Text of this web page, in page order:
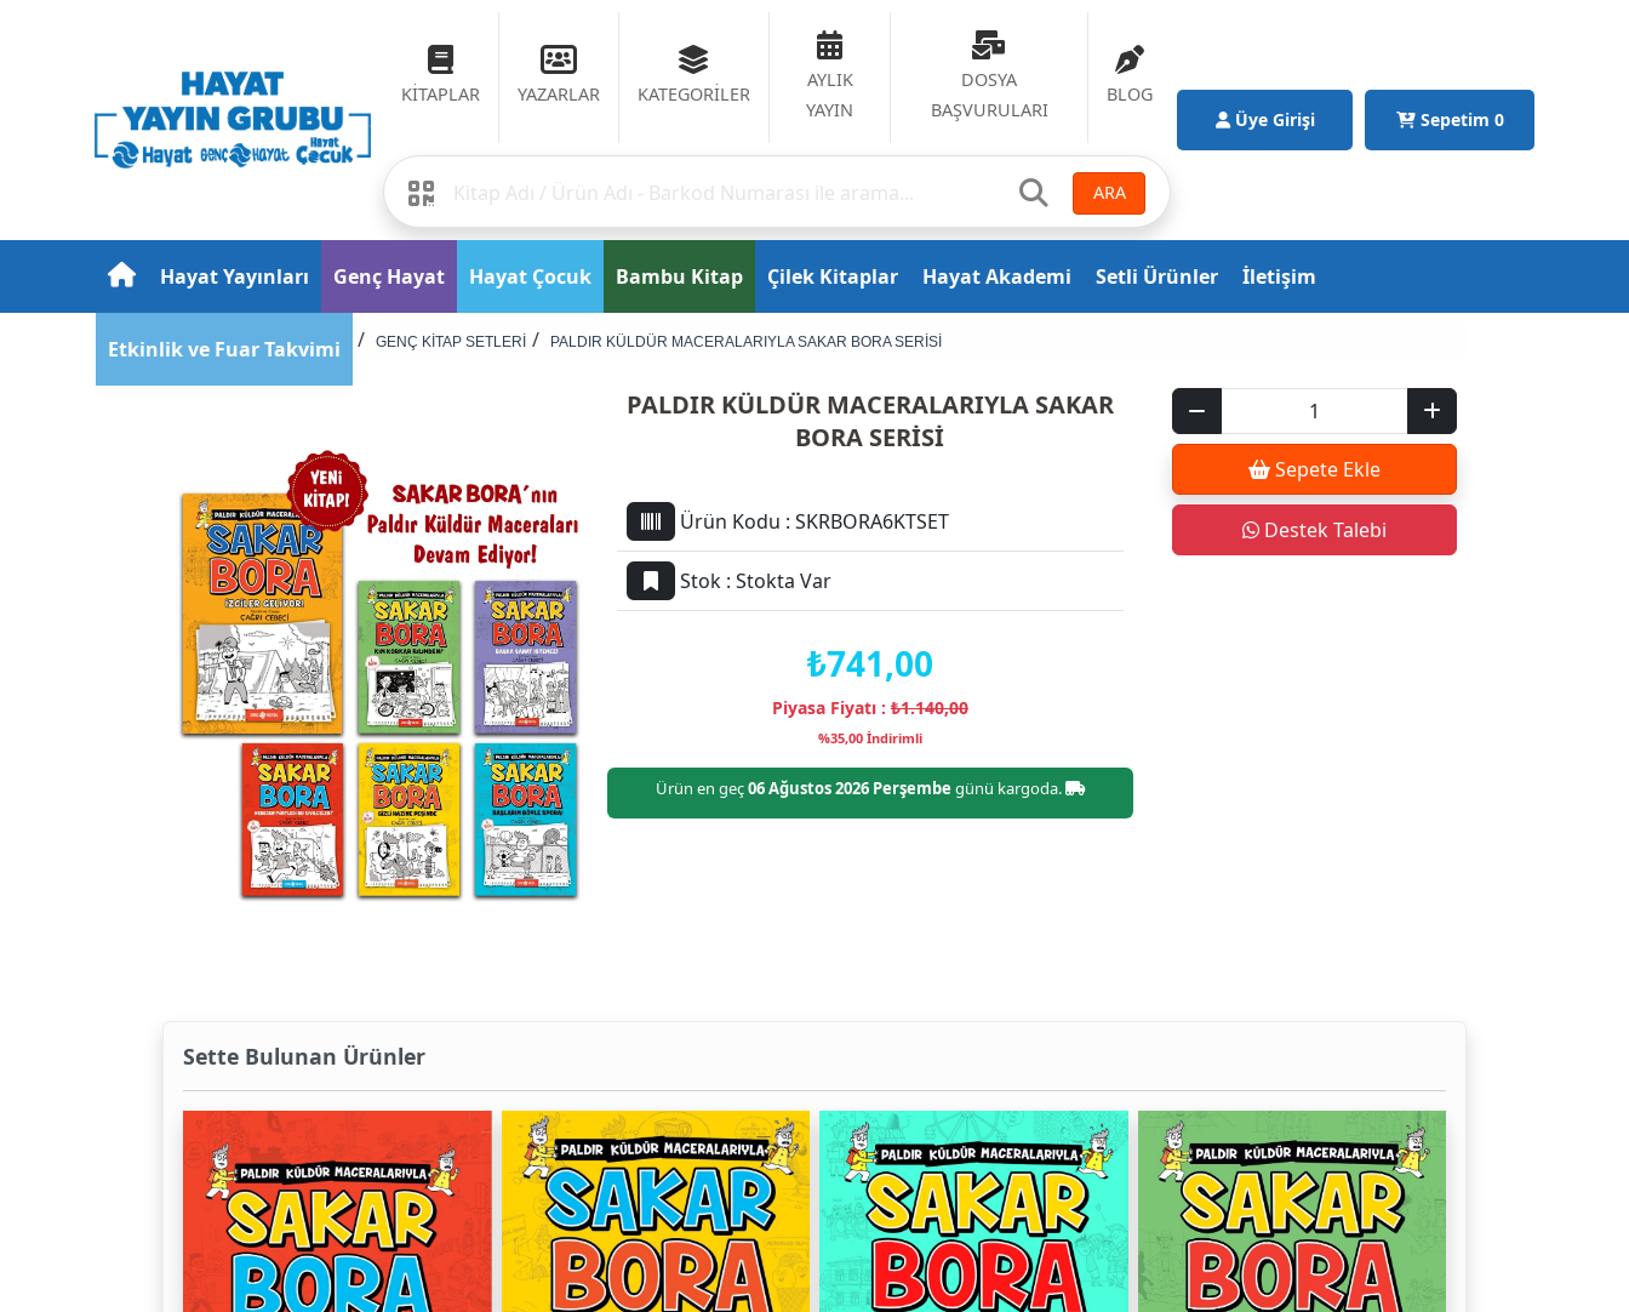
KİTAPLAR YAZARLAR KATEGORİLER
AYLIK
YAYIN
DOSYA
BAŞVURULARI
BLOG
ARA
Üye Girişi Sepetim 0
Hayat Yayınları Genç Hayat Hayat Çocuk Bambu Kitap Çilek Kitaplar Hayat Akademi Setli Ürünler İletişim
Etkinlik ve Fuar Takvimi
Anasayfa Ürünler GENÇ KİTAP SETLERİ PALDIR KÜLDÜR MACERALARIYLA SAKAR BORA SERİSİ
PALDIR KÜLDÜR MACERALARIYLA SAKAR
BORA SERİSİ
Ürün Kodu : SKRBORA6KTSET
Stok : Stokta Var
₺741,00
Piyasa Fiyatı :₺1.140,00
%35,00 İndirimli
Ürün en geç06 Ağustos 2026 Perşembe günü kargoda.
Sepete Ekle
Destek Talebi
Sette Bulunan Ürünler